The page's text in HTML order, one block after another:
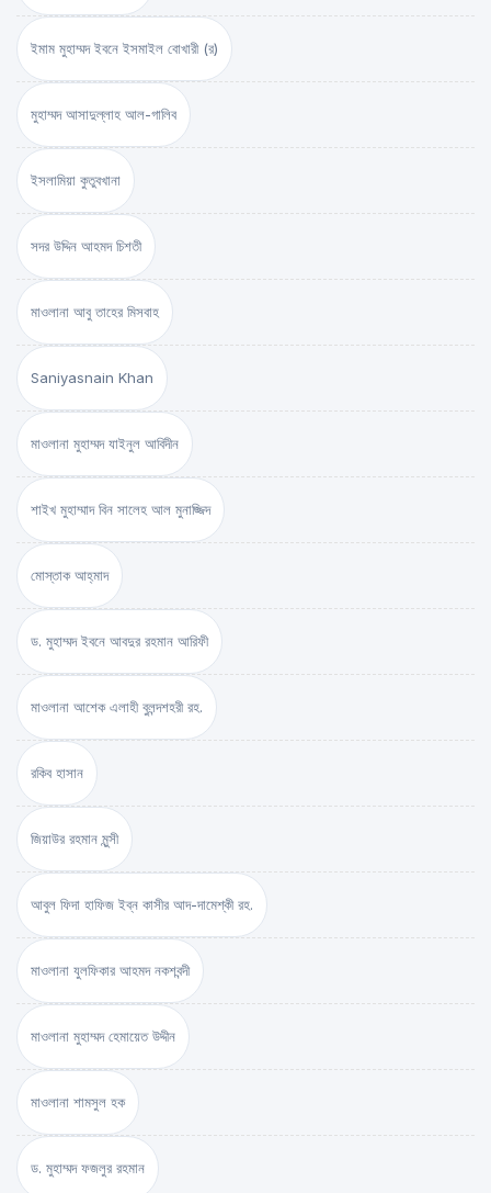
ইমাম মুহাম্মদ ইবনে ইসমাইল বোখারী (র)
মুহাম্মদ আসাদুল্লাহ আল-গালিব
ইসলামিয়া কুতুবখানা
সদর উদ্দিন আহমদ চিশতী
মাওলানা আবু তাহের মিসবাহ
Saniyasnain Khan
মাওলানা মুহাম্মদ যাইনুল আবিদীন
শাইখ মুহাম্মাদ বিন সালেহ আল মুনাজ্জিদ
মোস্তাক আহ্‌মাদ
ড. মুহাম্মদ ইবনে আবদুর রহমান আরিফী
মাওলানা আশেক এলাহী বুলন্দশহরী রহ.
রকিব হাসান
জিয়াউর রহমান মুন্সী
আবুল ফিদা হাফিজ ইব্‌ন কাসীর আদ-দামেশ্‌কী রহ.
মাওলানা যুলফিকার আহমদ নকশবন্দী
মাওলানা মুহাম্মদ হেমায়েত উদ্দীন
মাওলানা শামসুল হক
ড. মুহাম্মদ ফজলুর রহমান